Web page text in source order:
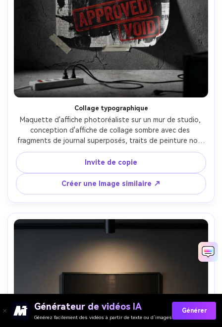
Collage typographique
Maquette d'affiche photoréaliste sur un mur de studio,
conception d'affiche de collage sombre avec des
fragments de journal superposés, traits de peinture noir,
bandes de type déchirées blanches, marques de timbre
rouges, texture gracieuse, composition éditoriale punk,
bords de papier collé réalistes, éclairage latéral dur, prise
sur Nikon Z6 II, 35mm, f/2.8, détail de texture nette-AR
4:5
Invite de copie
Créer une Image similaire ↗
Générateur de vidéos IA
Générez facilement des vidéos à partir de texte ou d’images
Générer